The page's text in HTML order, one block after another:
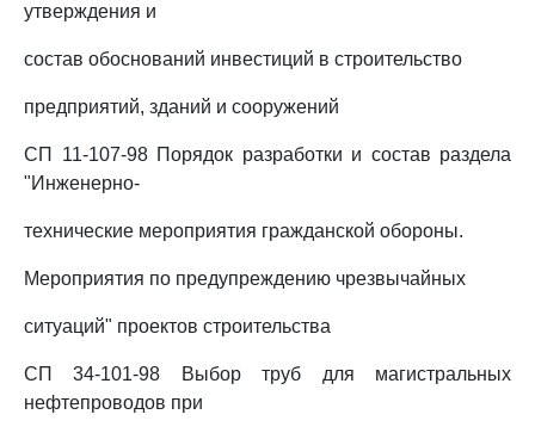
утверждения и
состав обоснований инвестиций в строительство
предприятий, зданий и сооружений
СП 11-107-98 Порядок разработки и состав раздела
"Инженерно-
технические мероприятия гражданской обороны.
Мероприятия по предупреждению чрезвычайных
ситуаций" проектов строительства
СП 34-101-98 Выбор труб для магистральных
нефтепроводов при